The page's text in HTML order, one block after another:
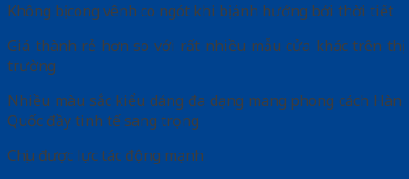
Không bị cong vênh co ngót khi bị ảnh hưởng bởi thời tiết
Giá thành rẻ hơn so với rất nhiều mẫu cửa khác trên thị
trường
Nhiều màu sắc kiểu dáng đa dạng mang phong cách Hàn
Quốc đầy tinh tế sang trọng
Chịu được lực tác động mạnh